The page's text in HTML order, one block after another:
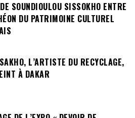
SOUNDIOULOU SISSOKHO ENTRE
DU PATRIMOINE CULTUREL
L’ARTISTE DU RECYCLAGE,
À DAKAR